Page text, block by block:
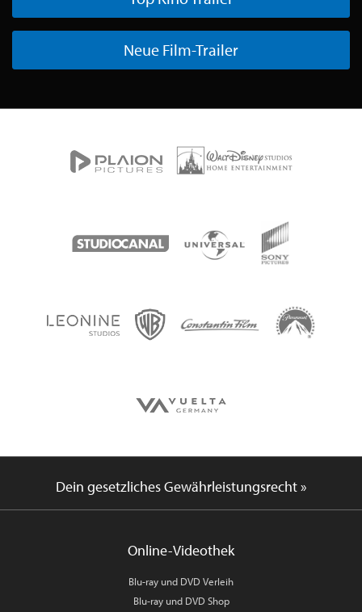
Neue Film-Trailer
Dein gesetzliches Gewährleistungsrecht »
Online-Videothek
Blu-ray und DVD Verleih
Blu-ray und DVD Shop